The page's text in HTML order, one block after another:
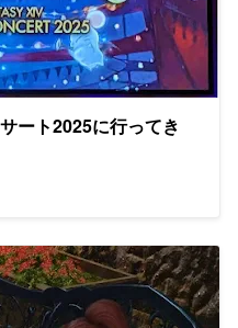
ート2025に行ってき